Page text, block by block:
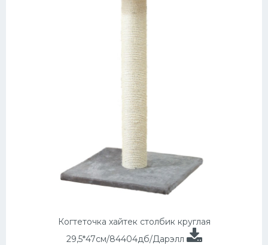
Когтеточка хайтек столбик круглая
29,5*47см/84404дб/Дарэлл